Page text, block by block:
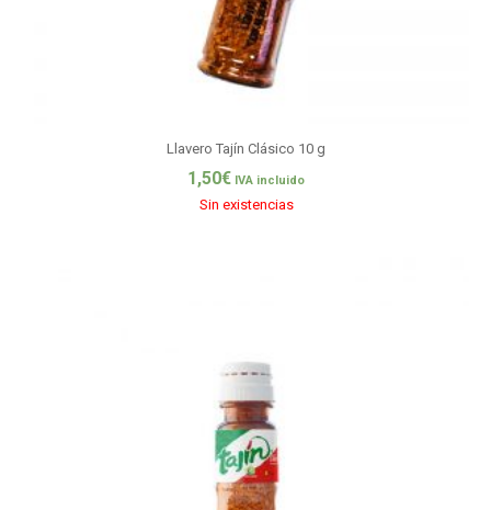
Llavero Tajín Clásico 10 g
1,50€ IVA incluido
Sin existencias